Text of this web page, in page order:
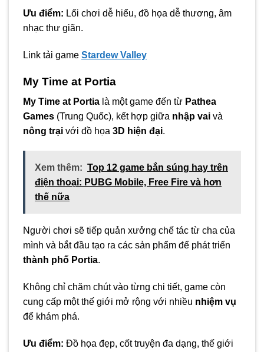
Ưu điểm: Lối chơi dễ hiểu, đồ họa dễ thương, âm
nhạc thư giãn.
Link tải game Stardew Valley
My Time at Portia
My Time at Portia là một game đến từ Pathea
Games (Trung Quốc), kết hợp giữa nhập vai và
nông trại với đồ họa 3D hiện đại.
Xem thêm: Top 12 game bắn súng hay trên
điện thoại: PUBG Mobile, Free Fire và hơn
thế nữa
Người chơi sẽ tiếp quản xưởng chế tác từ cha của
mình và bắt đầu tạo ra các sản phẩm để phát triển
thành phố Portia.
Không chỉ chăm chút vào từng chi tiết, game còn
cung cấp một thế giới mở rộng với nhiều nhiệm vụ
để khám phá.
Ưu điểm: Đồ họa đẹp, cốt truyện đa dạng, thế giới